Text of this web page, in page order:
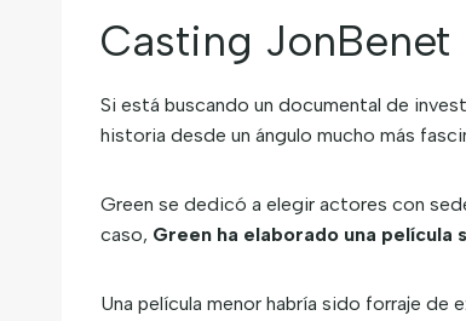
Casting JonBenet
Si está buscando un documental de
historia desde un ángulo mucho más
Green se dedicó a elegir actores con
caso, Green ha elaborado una
Una película menor habría sido forraje de